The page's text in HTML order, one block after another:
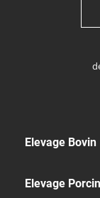
Elevage Bovin
Elevage Porcin